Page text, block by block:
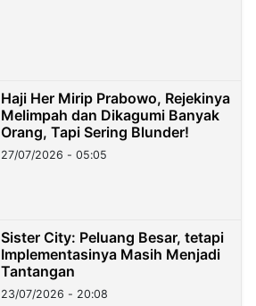
Haji Her Mirip Prabowo, Rejekinya
Melimpah dan Dikagumi Banyak
Orang, Tapi Sering Blunder!
27/07/2026 - 05:05
Sister City: Peluang Besar, tetapi
Implementasinya Masih Menjadi
Tantangan
23/07/2026 - 20:08